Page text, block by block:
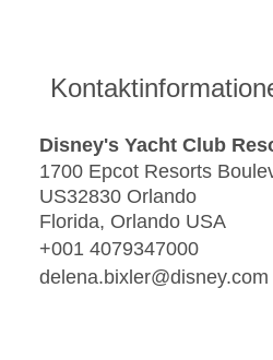
Disney's Yacht Club
1700 Epcot Resorts
US32830 Orlando
Florida, Orlando USA
+001 4079347000
delena.bixler@disney.com